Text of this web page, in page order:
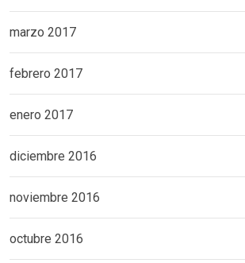
marzo 2017
febrero 2017
enero 2017
diciembre 2016
noviembre 2016
octubre 2016